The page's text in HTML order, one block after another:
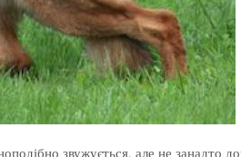
звужується, але не занадто